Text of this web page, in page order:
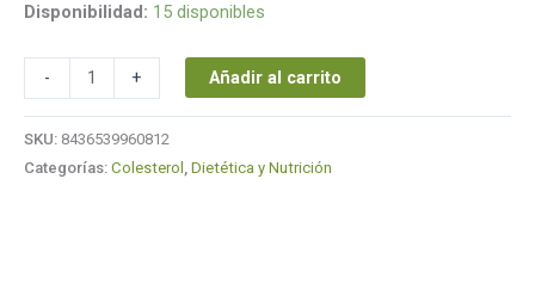
Disponibilidad: 15 disponibles
- + Añadir al carrito
SKU: 8436539960812
Categorías: Colesterol Dietética y Nutrición